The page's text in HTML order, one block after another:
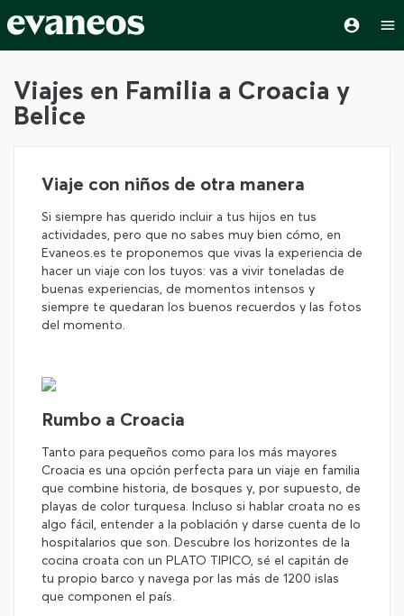
Viajes en Familia a Croacia y
Belice
Viaje con niños de otra manera
Si siempre has querido incluir a tus hijos en tus
actividades, pero que no sabes muy bien cómo, en
Evaneos.es te proponemos que vivas la experiencia de
hacer un viaje con los tuyos: vas a vivir toneladas de
buenas experiencias, de momentos intensos y
siempre te quedaran los buenos recuerdos y las fotos
del momento.
Rumbo a Croacia
Tanto para pequeños como para los más mayores
Croacia es una opción perfecta para un viaje en familia
que combine historia, de bosques y, por supuesto, de
playas de color turquesa. Incluso si hablar croata no es
algo fácil, entender a la población y darse cuenta de lo
hospitalarios que son. Descubre los horizontes de la
cocina croata con un PLATO TIPICO, sé el capitán de
tu propio barco y navega por las más de 1200 islas
que componen el país.